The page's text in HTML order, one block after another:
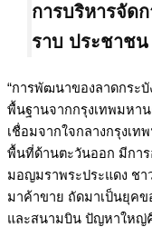
การบริหารจัด
ราบ ประชาชน
“การพัฒนาของลาดกระ
พื้นฐานจากกรุงเทพมหา
เชื่อมจากใจกลางกรุงเท
พื้นที่ด้านตะวันออก มีกา
มอญมราพระประแดง ช
มาค้าขาย ถัดมาเป็นยุคข
และสนามบิน ปัญหาใหญ่